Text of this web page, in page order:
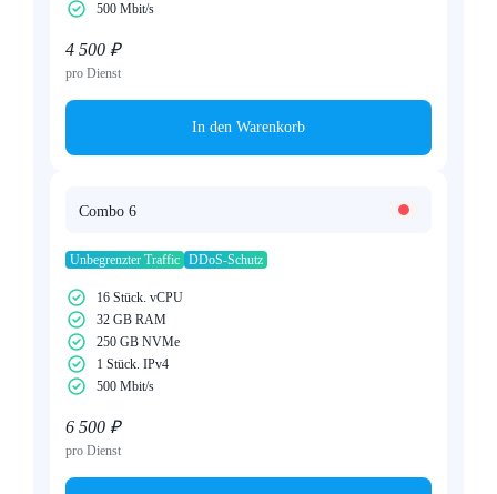
500 Mbit/s
4 500 ₽
pro Dienst
In den Warenkorb
Combo 6
Unbegrenzter Traffic DDoS-Schutz
16 Stück. vCPU
32 GB RAM
250 GB NVMe
1 Stück. IPv4
500 Mbit/s
6 500 ₽
pro Dienst